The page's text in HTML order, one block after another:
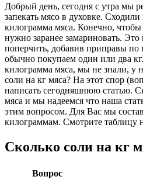
Добрый день, сегодня с утра мы
запекать мясо в духовке.
килограмма мяса. Конечно,
нужно заранее замариновать.
поперчить, добавив приправы по
обычно покупаем один или два
килограмма мяса, мы не знали, у
соли на кг мяса? На этот спор
написать сегодняшнюю статью.
мяса и мы надеемся что наша
этим вопросом. Для Вас мы
килограммам. Смотрите таблицу
Сколько соли на кг
Вопрос